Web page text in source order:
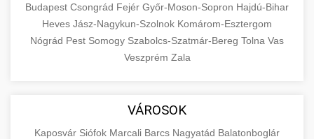
Budapest Csongrád Fejér Győr-Moson-Sopron Hajdú-Bihar
Heves Jász-Nagykun-Szolnok Komárom-Esztergom
Nógrád Pest Somogy Szabolcs-Szatmár-Bereg Tolna Vas
Veszprém Zala
VÁROSOK
Kaposvár Siófok Marcali Barcs Nagyatád Balatonboglár